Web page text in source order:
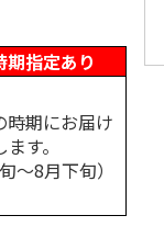
期指定あり
時期にお届け
ます。
～8月下旬）